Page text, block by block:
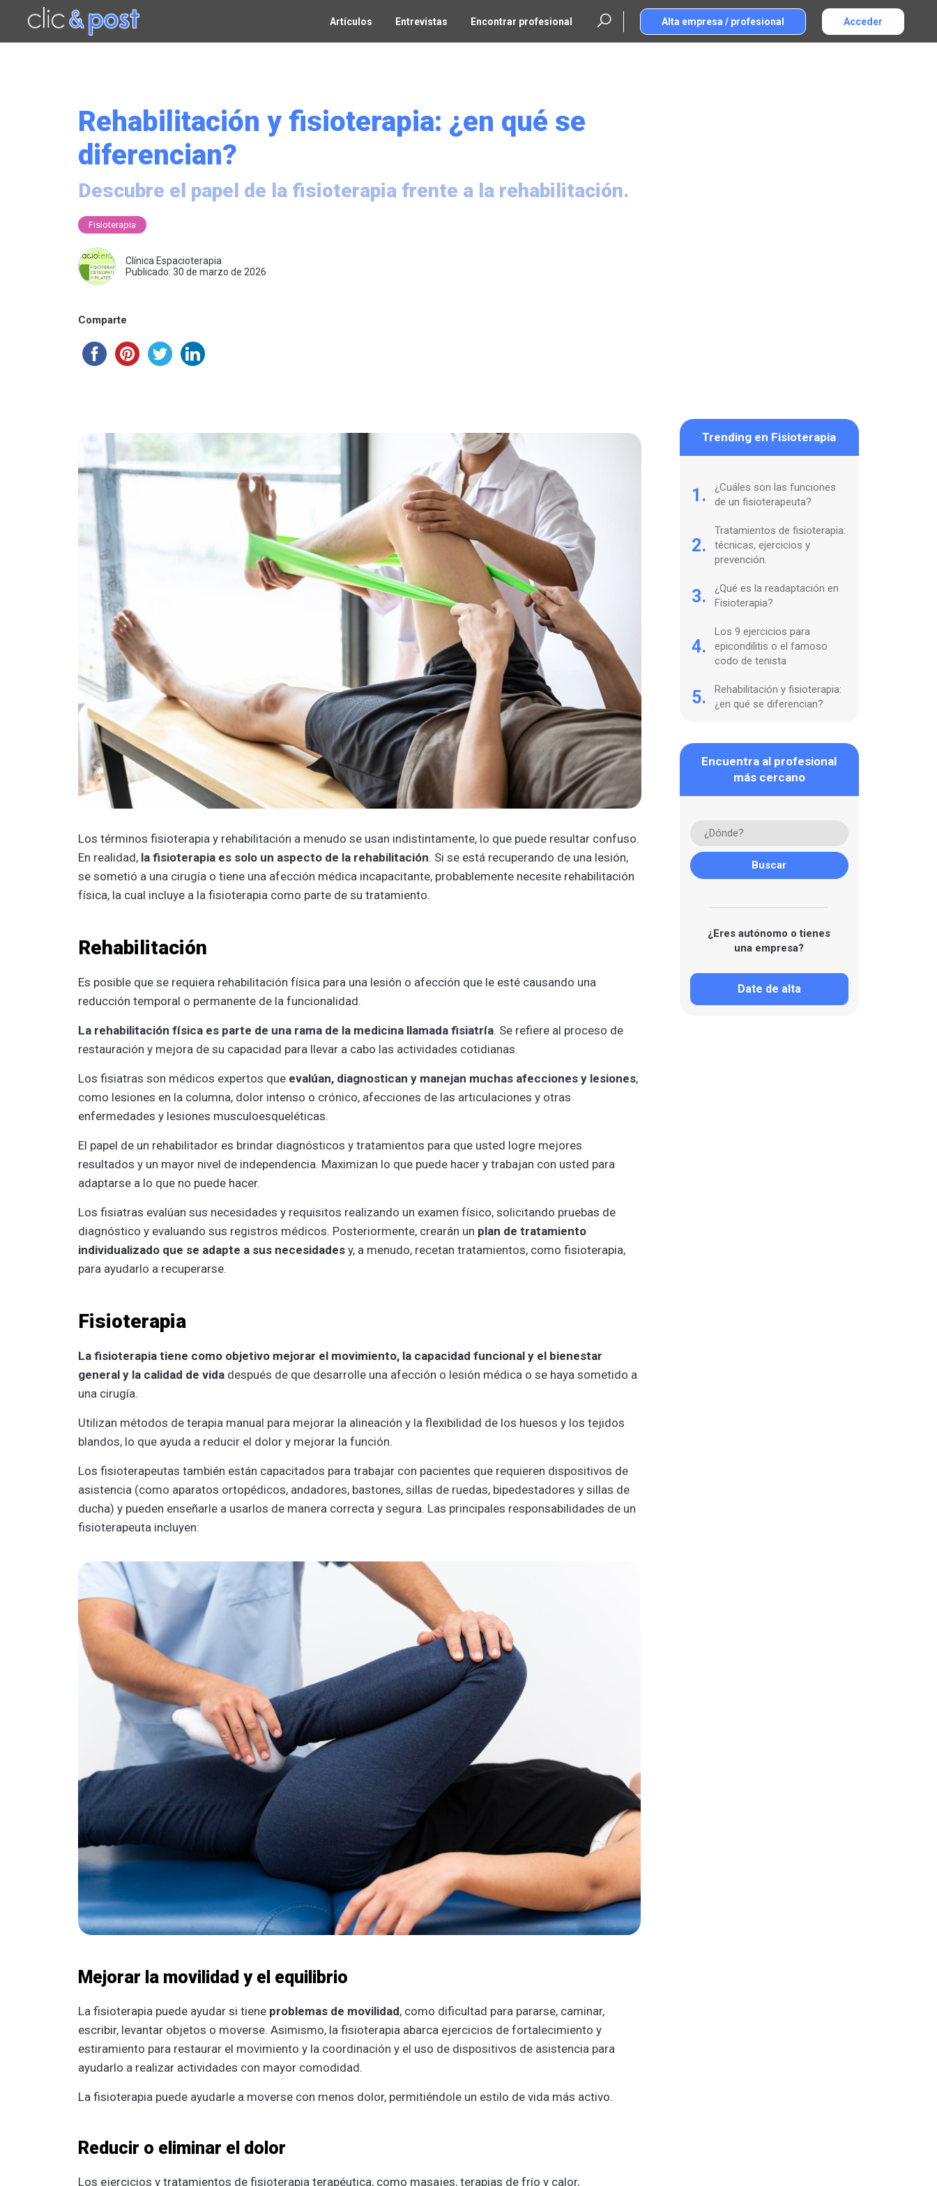
Artículos Entrevistas Encontrar profesional Alta empresa / profesional Acceder
Rehabilitación y fisioterapia: ¿en qué se
diferencian?
Descubre el papel de la fisioterapia frente a la rehabilitación.
Fisioterapia
Clínica Espacioterapia
Publicado: 30 de marzo de 2026
Comparte
Los términos fisioterapia y rehabilitación a menudo se usan indistintamente, lo que puede resultar confuso.
En realidad, la fisioterapia es solo un aspecto de la rehabilitación. Si se está recuperando de una lesión,
se sometió a una cirugía o tiene una afección médica incapacitante, probablemente necesite rehabilitación
física, la cual incluye a la fisioterapia como parte de su tratamiento.
Rehabilitación
Es posible que se requiera rehabilitación física para una lesión o afección que le esté causando una
reducción temporal o permanente de la funcionalidad.
La rehabilitación física es parte de una rama de la medicina llamada fisiatría. Se refiere al proceso de
restauración y mejora de su capacidad para llevar a cabo las actividades cotidianas.
Los fisiatras son médicos expertos que evalúan, diagnostican y manejan muchas afecciones y lesiones,
como lesiones en la columna, dolor intenso o crónico, afecciones de las articulaciones y otras
enfermedades y lesiones musculoesqueléticas.
El papel de un rehabilitador es brindar diagnósticos y tratamientos para que usted logre mejores
resultados y un mayor nivel de independencia. Maximizan lo que puede hacer y trabajan con usted para
adaptarse a lo que no puede hacer.
Los fisiatras evalúan sus necesidades y requisitos realizando un examen físico, solicitando pruebas de
diagnóstico y evaluando sus registros médicos. Posteriormente, crearán un plan de tratamiento
individualizado que se adapte a sus necesidades y, a menudo, recetan tratamientos, como fisioterapia,
para ayudarlo a recuperarse.
Fisioterapia
La fisioterapia tiene como objetivo mejorar el movimiento, la capacidad funcional y el bienestar
general y la calidad de vida después de que desarrolle una afección o lesión médica o se haya sometido a
una cirugía.
Utilizan métodos de terapia manual para mejorar la alineación y la flexibilidad de los huesos y los tejidos
blandos, lo que ayuda a reducir el dolor y mejorar la función.
Los fisioterapeutas también están capacitados para trabajar con pacientes que requieren dispositivos de
asistencia (como aparatos ortopédicos, andadores, bastones, sillas de ruedas, bipedestadores y sillas de
ducha) y pueden enseñarle a usarlos de manera correcta y segura. Las principales responsabilidades de un
fisioterapeuta incluyen:
Mejorar la movilidad y el equilibrio
La fisioterapia puede ayudar si tiene problemas de movilidad, como dificultad para pararse, caminar,
escribir, levantar objetos o moverse. Asimismo, la fisioterapia abarca ejercicios de fortalecimiento y
estiramiento para restaurar el movimiento y la coordinación y el uso de dispositivos de asistencia para
ayudarlo a realizar actividades con mayor comodidad.
La fisioterapia puede ayudarle a moverse con menos dolor, permitiéndole un estilo de vida más activo.
Reducir o eliminar el dolor
Los ejercicios y tratamientos de fisioterapia terapéutica, como masajes, terapias de frío y calor,
Trending en Fisioterapia
1.
¿Cuáles son las funciones
de un fisioterapeuta?
2.
Tratamientos de fisioterapia:
técnicas, ejercicios y
prevención.
3.
¿Qué es la readaptación en
Fisioterapia?
4.
Los 9 ejercicios para
epicondilitis o el famoso
codo de tenista
5.
Rehabilitación y fisioterapia:
¿en qué se diferencian?
Encuentra al profesional
más cercano
¿Eres autónomo o tienes
una empresa?
Date de alta